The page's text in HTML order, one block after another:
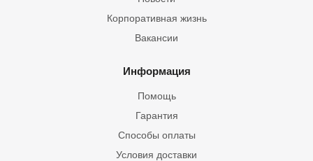
Корпоративная жизнь
Вакансии
Информация
Помощь
Гарантия
Способы оплаты
Условия доставки